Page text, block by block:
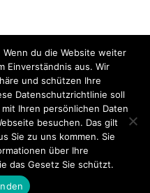
U-1 ABGEBROCHENER AST
Über uns
. Powered by
du die Website weiter
Einverständnis aus. Wir
und schützen Ihre
Datenschutzrichtlinie soll
Ihren persönlichen Daten
besuchen. Das gilt
Sie zu uns kommen. Sie
über Ihre
das Gesetz Sie schützt.